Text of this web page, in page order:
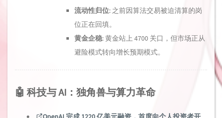
流动性归位: 之前因算法交易被迫清算的岗
位正在回填。
黄金企稳: 黄金站上 4700 关口，但市场正从
避险模式转向增长预期模式。
🤖 科技与 AI：独角兽与算力革命